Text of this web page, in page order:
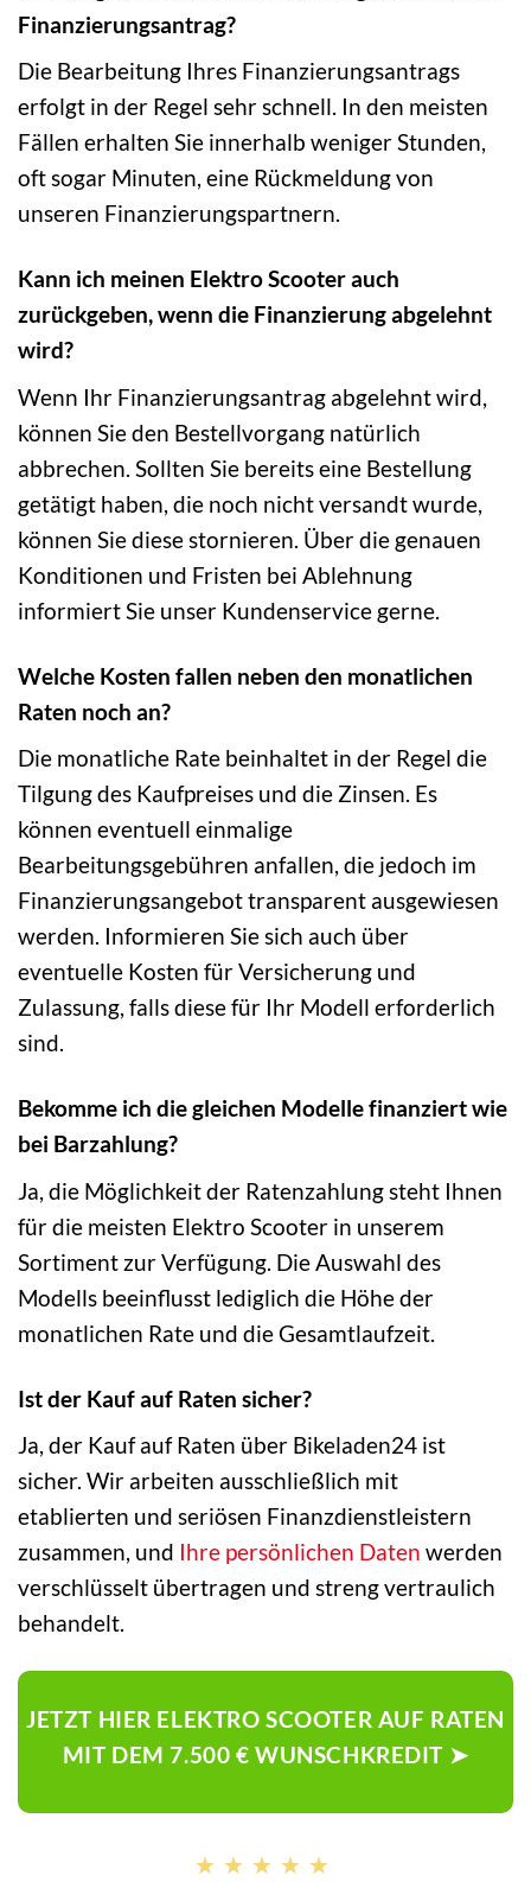
Finanzierungsantrag?
Die Bearbeitung Ihres Finanzierungsantrags
erfolgt in der Regel sehr schnell. In den meisten
Fällen erhalten Sie innerhalb weniger Stunden,
oft sogar Minuten, eine Rückmeldung von
unseren Finanzierungspartnern.
Kann ich meinen Elektro Scooter auch
zurückgeben, wenn die Finanzierung abgelehnt
wird?
Wenn Ihr Finanzierungsantrag abgelehnt wird,
können Sie den Bestellvorgang natürlich
abbrechen. Sollten Sie bereits eine Bestellung
getätigt haben, die noch nicht versandt wurde,
können Sie diese stornieren. Über die genauen
Konditionen und Fristen bei Ablehnung
informiert Sie unser Kundenservice gerne.
Welche Kosten fallen neben den monatlichen
Raten noch an?
Die monatliche Rate beinhaltet in der Regel die
Tilgung des Kaufpreises und die Zinsen. Es
können eventuell einmalige
Bearbeitungsgebühren anfallen, die jedoch im
Finanzierungsangebot transparent ausgewiesen
werden. Informieren Sie sich auch über
eventuelle Kosten für Versicherung und
Zulassung, falls diese für Ihr Modell erforderlich
sind.
Bekomme ich die gleichen Modelle finanziert wie
bei Barzahlung?
Ja, die Möglichkeit der Ratenzahlung steht Ihnen
für die meisten Elektro Scooter in unserem
Sortiment zur Verfügung. Die Auswahl des
Modells beeinflusst lediglich die Höhe der
monatlichen Rate und die Gesamtlaufzeit.
Ist der Kauf auf Raten sicher?
Ja, der Kauf auf Raten über Bikeladen24 ist
sicher. Wir arbeiten ausschließlich mit
etablierten und seriösen Finanzdienstleistern
zusammen, und Ihre persönlichen Daten werden
verschlüsselt übertragen und streng vertraulich
behandelt.
JETZT HIER ELEKTRO SCOOTER AUF RATEN
MIT DEM 7.500 € WUNSCHKREDIT ➤
★★★★★
★★★★★